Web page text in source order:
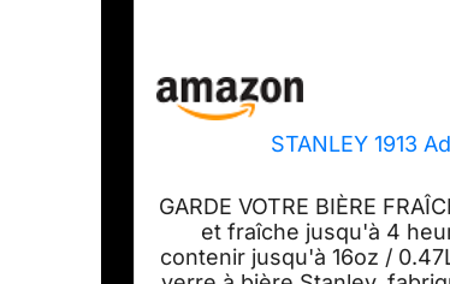
STANLEY 1913
GARDE VOTRE BIÈRE
et fraîche jusqu'à 4
contenir jusqu'à 16oz /